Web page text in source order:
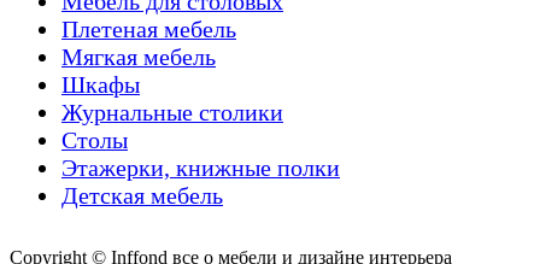
Плетеная мебель
Мягкая мебель
Шкафы
Журнальные столики
Столы
Этажерки, книжные полки
Детская мебель
Copyright © Inffond все о мебели и дизайне интерьера